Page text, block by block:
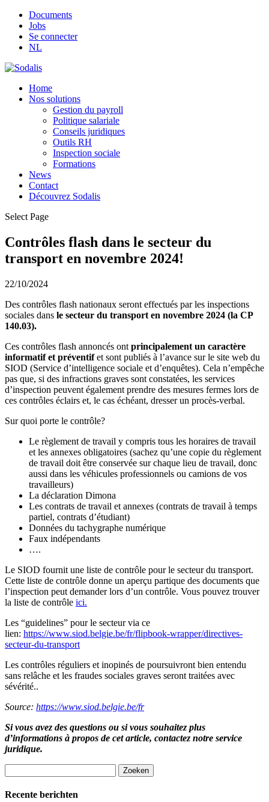
Documents
Jobs
Se connecter
NL
Home
Nos solutions
Gestion du payroll
Politique salariale
Conseils juridiques
Outils RH
Inspection sociale
Formations
News
Contact
Découvrez Sodalis
Select Page
Contrôles flash dans le secteur du
transport en novembre 2024!
22/10/2024
Des contrôles flash nationaux seront effectués par les inspections
sociales dans le secteur du transport en novembre 2024 (la CP
140.03).
Ces contrôles flash annoncés ont principalement un caractère
informatif et préventifet sont publiés à l’avance sur le site web du
SIOD (Service d’intelligence sociale et d’enquêtes). Cela n’empêche
pas que, si des infractions graves sont constatées, les services
d’inspection peuvent également prendre des mesures fermes lors de
ces contrôles éclairs et, le cas échéant, dresser un procès-verbal.
Sur quoi porte le contrôle?
Le règlement de travail y compris tous les horaires de travail
et les annexes obligatoires (sachez qu’une copie du règlement
de travail doit être conservée sur chaque lieu de travail, donc
aussi dans les véhicules professionnels ou camions de vos
travailleurs)
La déclaration Dimona
Les contrats de travail et annexes (contrats de travail à temps
partiel, contrats d’étudiant)
Données du tachygraphe numérique
Faux indépendants
….
Le SIOD fournit une liste de contrôle pour le secteur du transport.
Cette liste de contrôle donne un aperçu partique des documents que
l’inspection peut demander lors d’un contrôle. Vous pouvez trouver
la liste de contrôle ici.
Les “guidelines” pour le secteur via ce
lien: https://www.siod.belgie.be/fr/flipbook-wrapper/directives-
secteur-du-transport
Les contrôles réguliers et inopinés de poursuivront bien entendu
sans relâche et les fraudes sociales graves seront traitées avec
sévérité..
Source: https://www.siod.belgie.be/fr
Si vous avez des questions ou si vous souhaitez plus
d’informations à propos de cet article, contactez notre service
juridique.
naar:
Recente berichten